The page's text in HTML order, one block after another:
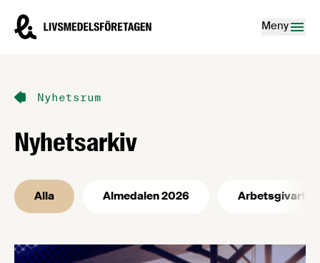
Livsmedelsföretagen – till startsidan
Meny
Nyhetsrum
Nyhetsarkiv
Alla Almedalen 2026